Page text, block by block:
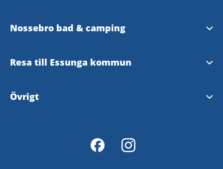
www.essunga.se
Nossebro bad & camping
Nossebro bad & camping
Resa till Essunga kommun
Västtrafiks reseplanerare
Övrigt